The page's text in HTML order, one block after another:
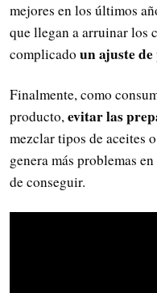
mejores en los últimos
que llegan a arruinar los
complicado un ajuste
Finalmente, como
producto,evitar las
mezclar tipos de aceites
genera más problemas
de conseguir.